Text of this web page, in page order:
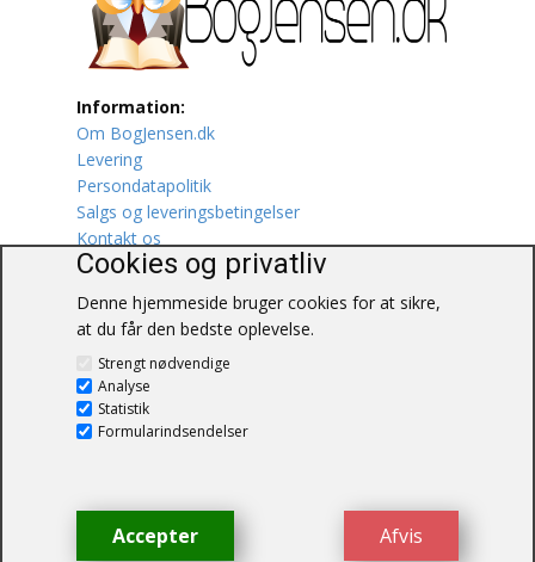
Lokalhistorie / Topografi
Lystfiskeri
Mad
Musik
Mytologi / Sagn / Sagaer
Oldtidskundskab
Øvrige
Information:
Om BogJensen.dk
Levering
Persondatapolitik
Salgs og leveringsbetingelser
Kontakt os
Blåkærvej 25
6052 Viuf
Tlf.:60703190
© BogJensen.dk – Alle rettigheder
Cookies og privatliv
Denne hjemmeside bruger cookies for at sikre,
at du får den bedste oplevelse.
Strengt nødvendige
Analyse
Statistik
Formularindsendelser
Afvis
Accepter